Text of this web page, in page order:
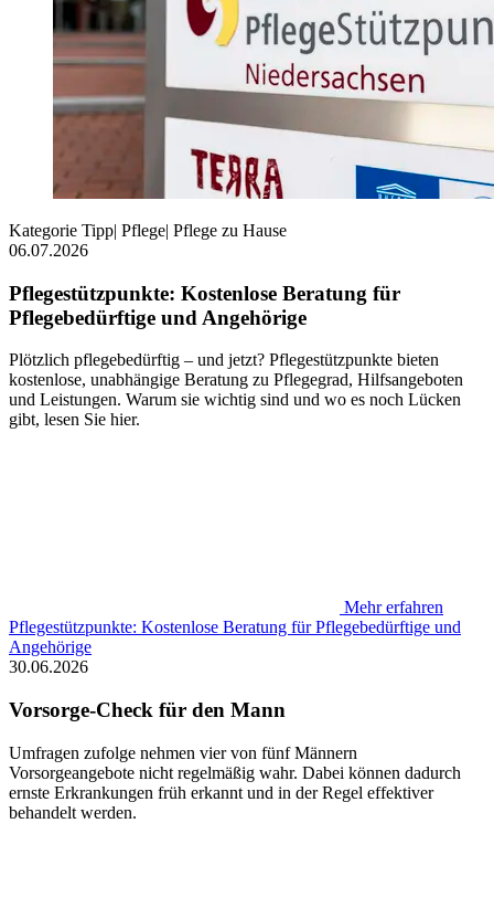
Kategorie Tipp| Pflege| Pflege zu Hause
06.07.2026
Pflegestützpunkte: Kostenlose Beratung für
Pflegebedürftige und Angehörige
Plötzlich pflegebedürftig – und jetzt? Pflegestützpunkte bieten
kostenlose, unabhängige Beratung zu Pflegegrad, Hilfsangeboten
und Leistungen. Warum sie wichtig sind und wo es noch Lücken
gibt, lesen Sie hier.
Mehr erfahren
Pflegestützpunkte: Kostenlose Beratung für Pflegebedürftige und
Angehörige
30.06.2026
Vorsorge-Check für den Mann
Umfragen zufolge nehmen vier von fünf Männern
Vorsorgeangebote nicht regelmäßig wahr. Dabei können dadurch
ernste Erkrankungen früh erkannt und in der Regel effektiver
behandelt werden.